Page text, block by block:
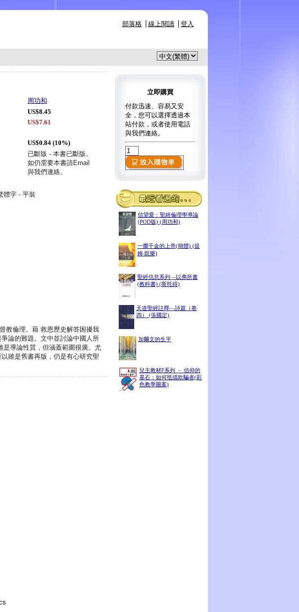
部落格 線上閱讀 登入
立即購買
付款迅速、容易又安
全，您可以選擇透過本
站付款，或者使用電話
與我們連絡。
信望愛：聖經倫理學導論
(POD版) (周功和)
一擲千金的上帝(簡體) (提
姆‧凱樂)
聖經信息系列—以弗所書
(教科書) (斯托得)
天道聖經註釋—詩篇（卷
四） (張國定)
加爾文的生平
兒主教材F系列 － 信仰的
基石：如何抵擋欺騙者(彩
色教學圖案)
周功和
US$8.45
US$7.61
US$0.84 (10%)
已斷版 - 本書已斷版。
如仍需要本書請Email
與我們連絡。
體字 - 平裝
教倫理。藉 救恩歷史解答困擾我
論的難題。文中並討論中國人所
是導論性質，但涵蓋範圍很廣。尤
雖是舊書再版，仍是有心研究聖